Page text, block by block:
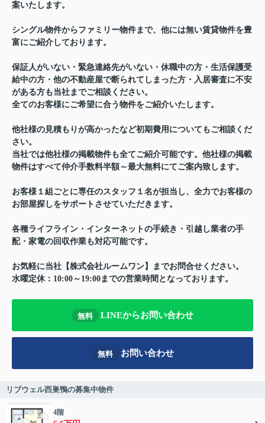
案いたします。
シングル物件からファミリー物件まで、他には無い賃貸物件を豊
富にご紹介しております。
保証人がいない・緊急連絡先がいない・休職中の方・生活保護受
給中の方・他の不動産屋で断られてしまった方・入居審査に不安
がある方も当社までご相談ください。
全てのお客様にご希望に合う物件をご紹介いたします。
他社様の見積もりが高かったなど初期費用についてもご相談くだ
さい。
当社では他社様の掲載物件も全てご紹介可能です。他社様の掲載
物件はすべて仲介手数料半額～最大無料にてご案内致します。
お客様１組ごとに専任のスタッフ１名が担当し、全力でお客様の
お部屋探しをサポートさせていただきます。
各種ライフライン・インターネットの手続き・引越し業者の手
配・家電の回収作業も対応可能です。
お気軽に当社【株式会社ルームワン】までお問合せください。
水曜定休：10:00～19:00までの営業時間となっております。
無料 LINEからお問い合わせ
無料 お問い合わせ
リブウェル西巣鴨の募集中物件
4階